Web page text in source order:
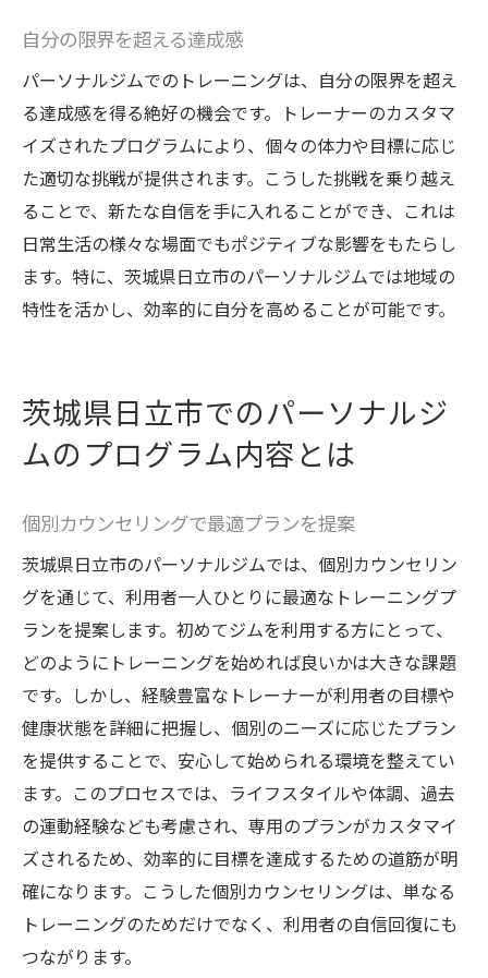
自分の限界を超える達成感
パーソナルジムでのトレーニングは、自分の限界を超え
る達成感を得る絶好の機会です。トレーナーのカスタマ
イズされたプログラムにより、個々の体力や目標に応じ
た適切な挑戦が提供されます。こうした挑戦を乗り越え
ることで、新たな自信を手に入れることができ、これは
日常生活の様々な場面でもポジティブな影響をもたらし
ます。特に、茨城県日立市のパーソナルジムでは地域の
特性を活かし、効率的に自分を高めることが可能です。
茨城県日立市でのパーソナルジ
ムのプログラム内容とは
個別カウンセリングで最適プランを提案
茨城県日立市のパーソナルジムでは、個別カウンセリン
グを通じて、利用者一人ひとりに最適なトレーニングプ
ランを提案します。初めてジムを利用する方にとって、
どのようにトレーニングを始めれば良いかは大きな課題
です。しかし、経験豊富なトレーナーが利用者の目標や
健康状態を詳細に把握し、個別のニーズに応じたプラン
を提供することで、安心して始められる環境を整えてい
ます。このプロセスでは、ライフスタイルや体調、過去
の運動経験なども考慮され、専用のプランがカスタマイ
ズされるため、効率的に目標を達成するための道筋が明
確になります。こうした個別カウンセリングは、単なる
トレーニングのためだけでなく、利用者の自信回復にも
つながります。